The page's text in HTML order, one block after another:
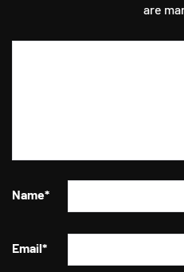
are
Name*
Email*